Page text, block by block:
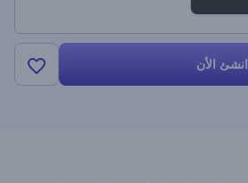
انشئ الأن